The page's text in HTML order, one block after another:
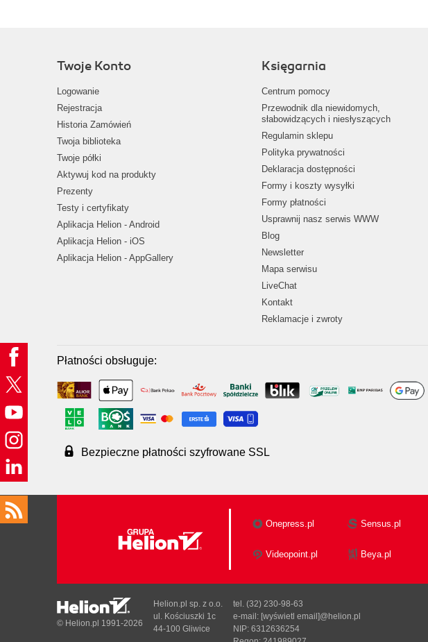
Twoje Konto
Logowanie
Rejestracja
Historia Zamówień
Twoja biblioteka
Twoje półki
Aktywuj kod na produkty
Prezenty
Testy i certyfikaty
Aplikacja Helion - Android
Aplikacja Helion - iOS
Aplikacja Helion - AppGallery
Księgarnia
Centrum pomocy
Przewodnik dla niewidomych,
słabowidzących i niesłyszących
Regulamin sklepu
Polityka prywatności
Deklaracja dostępności
Formy i koszty wysyłki
Formy płatności
Usprawnij nasz serwis WWW
Blog
Newsletter
Mapa serwisu
LiveChat
Kontakt
Reklamacje i zwroty
Płatności obsługuje:
Bezpieczne płatności szyfrowane SSL
Onepress.pl Sensus.pl
Videopoint.pl Beya.pl
© Helion.pl 1991-2026
Helion.pl sp. z o.o.
ul. Kościuszki 1c
44-100 Gliwice
tel. (32) 230-98-63
e-mail: [wyświetl email]@helion.pl
NIP: 6312636254